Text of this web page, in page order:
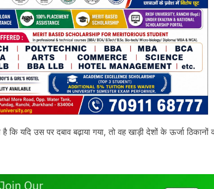
कि यदि उस पर दबाव बढ़ाया गया, तो वह खाड़ी देशों के ऊर्जा ठिकानों